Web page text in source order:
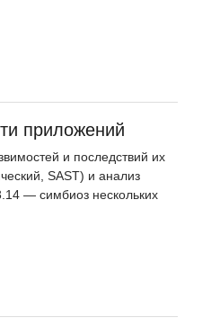
приложений
и последствий их
SAST) и анализ
— симбиоз нескольких